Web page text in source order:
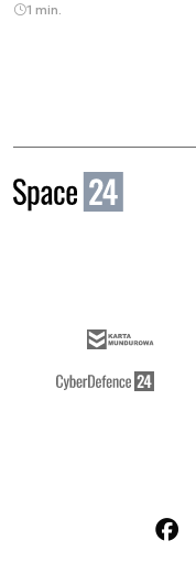
1 min.